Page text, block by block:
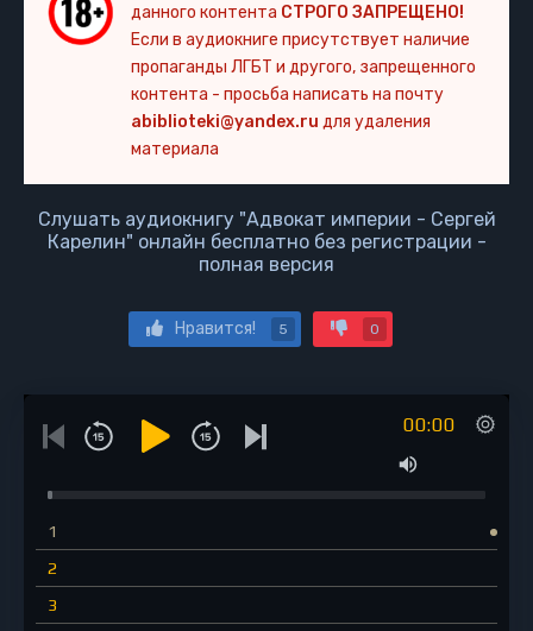
данного контента СТРОГО ЗАПРЕЩЕНО!
Если в аудиокниге присутствует наличие
пропаганды ЛГБТ и другого, запрещенного
контента - просьба написать на почту
abiblioteki@yandex.ru для удаления
материала
Слушать аудиокнигу "Адвокат империи - Сергей
Карелин" онлайн бесплатно без регистрации -
полная версия
Нравится! 5 0
00:00
1
2
3